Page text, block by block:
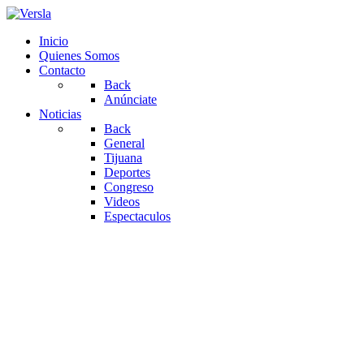
Inicio
Quienes Somos
Contacto
Back
Anúnciate
Noticias
Back
General
Tijuana
Deportes
Congreso
Videos
Espectaculos